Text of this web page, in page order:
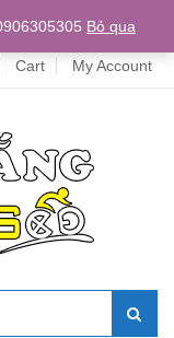
Cart My Account
Bỏ qua